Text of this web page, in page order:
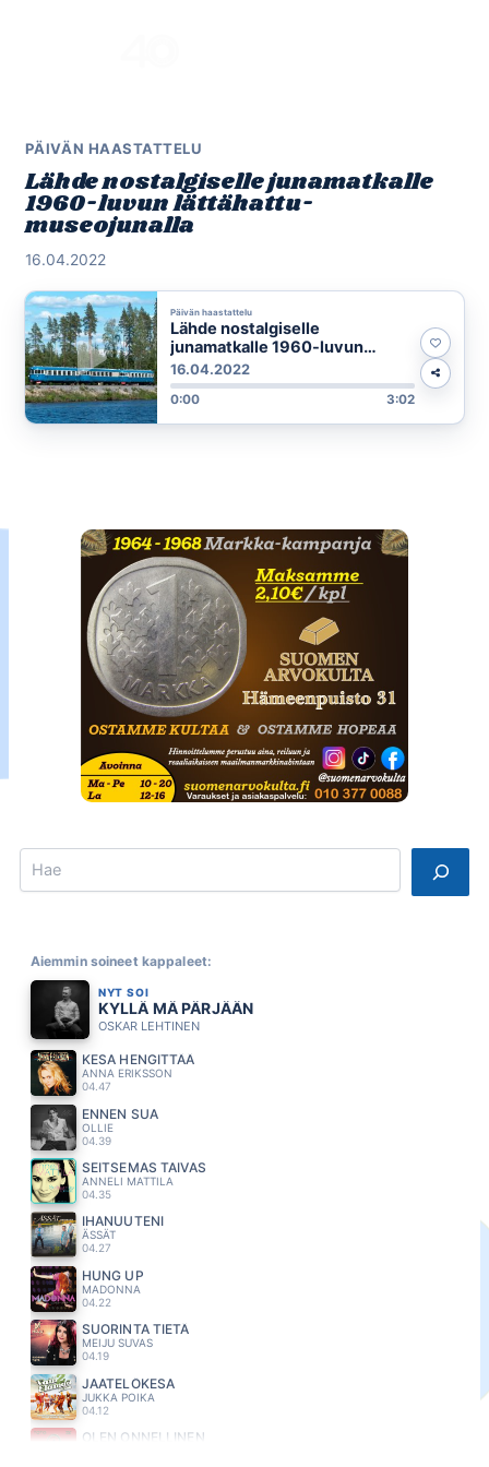
PÄIVÄN HAASTATTELU
Lähde nostalgiselle junamatkalle
1960-luvun lättähattu-
museojunalla
16.04.2022
Päivän haastattelu
Lähde nostalgiselle
junamatkalle 1960-luvun
lättähattu-museojunalla
16.04.2022
0:00 3:02
Search
Aiemmin soineet kappaleet:
NYT SOI
KYLLÄ MÄ PÄRJÄÄN
OSKAR LEHTINEN
KESA HENGITTÄÄ
ANNA ERIKSSON
04.47
ENNEN SUA
OLLIE
04.39
SEITSEMAS TAIVAS
ANNELI MATTILA
04.35
IHANUUTENI
ÄSSÄT
04.27
HUNG UP
MADONNA
04.22
SUORINTA TIETÄ
MEIJU SUVAS
04.19
JAATELÖKESA
JUKKA POIKA
04.12
OLEN ONNELLINEN